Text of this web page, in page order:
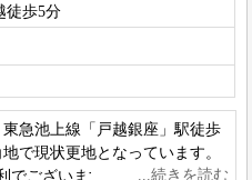
徒歩5分
急池上線「戸越銀座」駅徒歩
で現状更地となっています。
でございます。